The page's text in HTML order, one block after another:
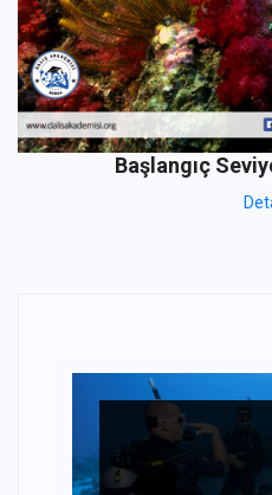
Başlangıç